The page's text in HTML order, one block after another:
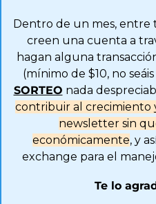
Dentro de un mes, entre
creen una cuenta a
hagan alguna
SORTEO
contribuir al crecimiento
newsletter sin
económicamente, y
exchange para el
Te lo